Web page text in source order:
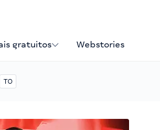
gratuitos Webstories
TO